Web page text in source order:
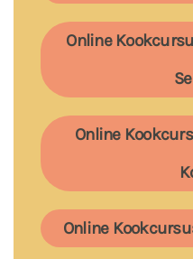
Online
Online
Online